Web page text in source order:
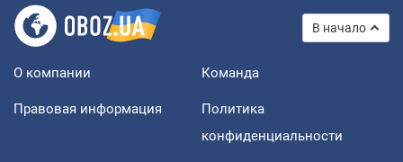
В начало
О компании Команда
Правовая информация
Политика
конфиденциальности